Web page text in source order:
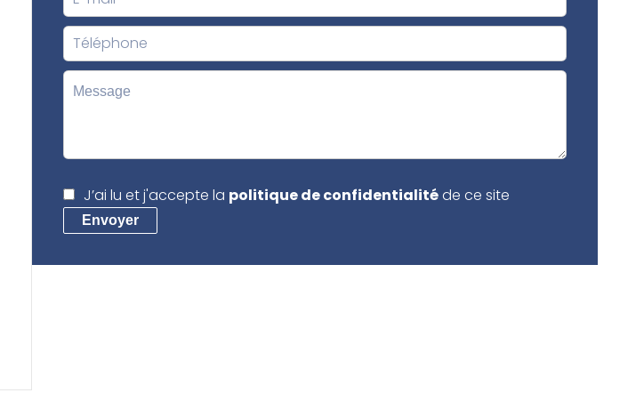
J’ai lu et j'accepte la politique de confidentialitéde ce site
Envoyer